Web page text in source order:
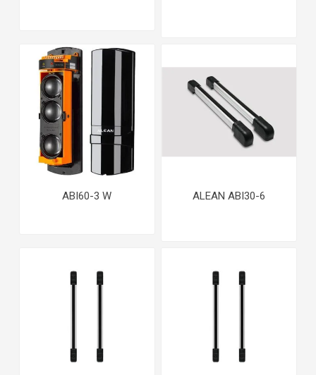
ABI60-3 W ALEAN ABI30-6